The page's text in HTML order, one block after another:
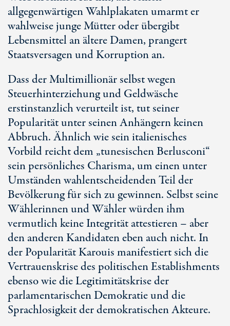
allgegenwärtigen Wahlplakaten umarmt er
wahlweise junge Mütter oder übergibt
Lebensmittel an ältere Damen, prangert
Staatsversagen und Korruption an.
Dass der Multimillionär selbst wegen
Steuerhinterziehung und Geldwäsche
erstinstanzlich verurteilt ist, tut seiner
Popularität unter seinen Anhängern keinen
Abbruch. Ähnlich wie sein italienisches
Vorbild reicht dem „tunesischen Berlusconi“
sein persönliches Charisma, um einen unter
Umständen wahlentscheidenden Teil der
Bevölkerung für sich zu gewinnen. Selbst seine
Wählerinnen und Wähler würden ihm
vermutlich keine Integrität attestieren – aber
den anderen Kandidaten eben auch nicht. In
der Popularität Karouis manifestiert sich die
Vertrauenskrise des politischen Establishments
ebenso wie die Legitimitätskrise der
parlamentarischen Demokratie und die
Sprachlosigkeit der demokratischen Akteure.